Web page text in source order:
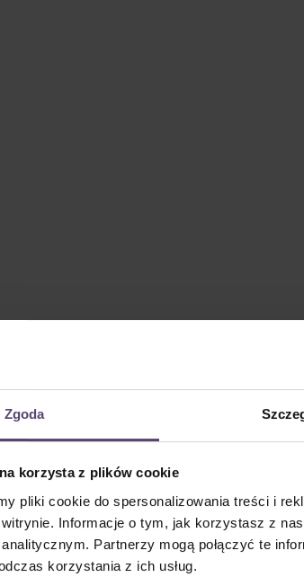
Zgoda
korzysta z plików cookie
pliki cookie do spersonalizowania treści i
Informacje o tym, jak korzystasz z
Partnerzy mogą połączyć te
korzystania z ich usług.